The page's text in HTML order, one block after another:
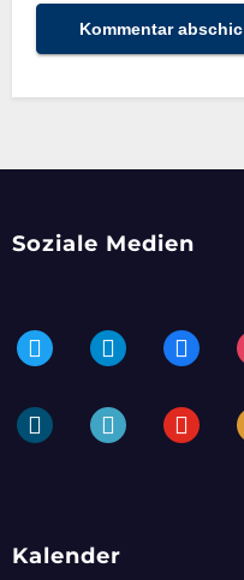
Soziale Medien
twitter telegramfacebook
dailymotionperiscopeyoutube
Kalender